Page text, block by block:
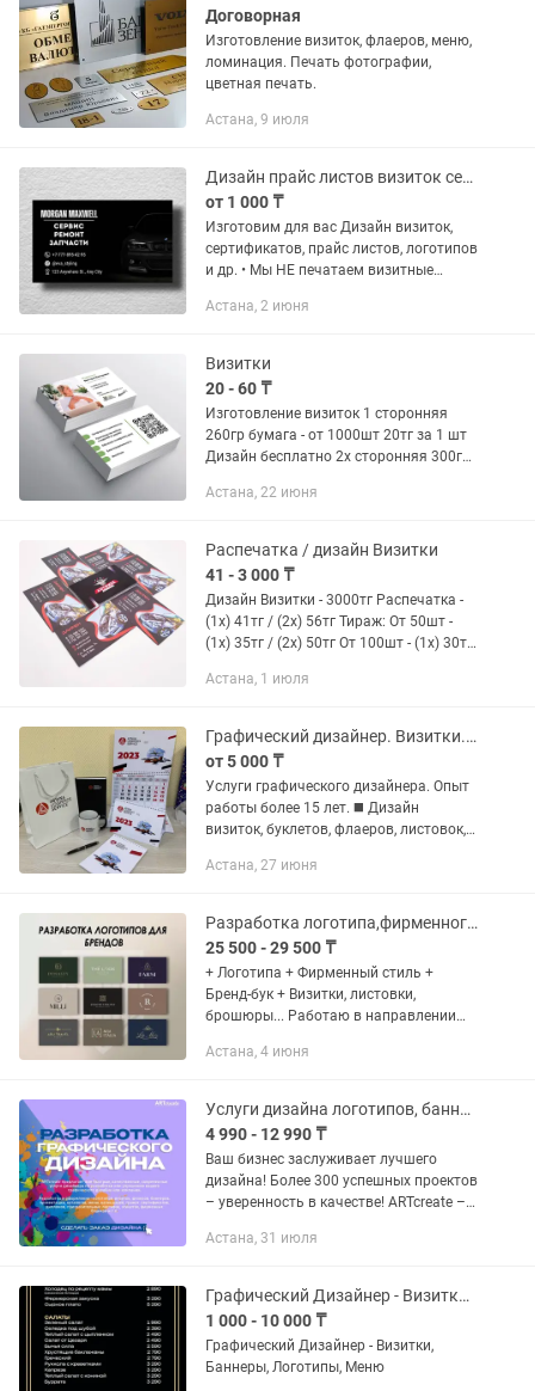
Договорная
Изготовление визиток, флаеров, меню,
ломинация. Печать фотографии,
цветная печать.
Астана, 9 июля
Дизайн прайс листов визиток сертификатов
от 1 000 ₸
Изготовим для вас Дизайн визиток,
сертификатов, прайс листов, логотипов
и др. • Мы НЕ печатаем визитные
Наша работа заключается в создании
Астана, 2 июня
Визитки
20 - 60 ₸
Изготовление визиток 1 сторонняя
260гр бумага - от 1000шт 20тг за 1 шт
Дизайн бесплатно 2х сторонняя 300гр
бесплатно!
Астана, 22 июня
Распечатка / дизайн Визитки
41 - 3 000 ₸
Дизайн Визитки - 3000тг Распечатка -
(1х) 41тг / (2х) 56тг Тираж: От 50шт -
(1х) 35тг / (2х) 50тг От 100шт - (1х) 30тг
42тг От 1000шт - (1х) 25тг / (2х)...
Астана, 1 июля
Графический дизайнер. Визитки. Дизайн и верстка. Буклеты
от 5 000 ₸
Услуги графического дизайнера. Опыт
работы более 15 лет. ◼️ Дизайн
визиток, буклетов, флаеров, листовок,
журналов. ◼️ Фирменный стиль,
Астана, 27 июня
Разработка логотипа,фирменного стиля, визитки, бланки, баннер
25 500 - 29 500 ₸
+ Логотипа + Фирменный стиль +
Бренд-бук + Визитки, листовки,
брошюры... Работаю в направлении
Профессиональный опыт с большим
Создаю...
Астана, 4 июня
Услуги дизайна логотипов, баннеров, визиток, флаеров
4 990 - 12 990 ₸
Ваш бизнес заслуживает лучшего
дизайна! Более 300 успешных проектов
– уверенность в качестве! ARTcreate –
профессионального графического
Астана, 31 июля
Графический Дизайнер - Визитки, Баннеры, Логотипы, МЕНЮ
1 000 - 10 000 ₸
Графический Дизайнер - Визитки,
Баннеры, Логотипы, Меню